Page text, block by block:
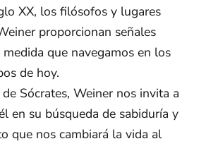
XX, los filósofos y lugares
proporcionan señales
que navegamos en los
de hoy.
Sócrates, Weiner nos invita a
en su búsqueda de sabiduría y
que nos cambiará la vida al